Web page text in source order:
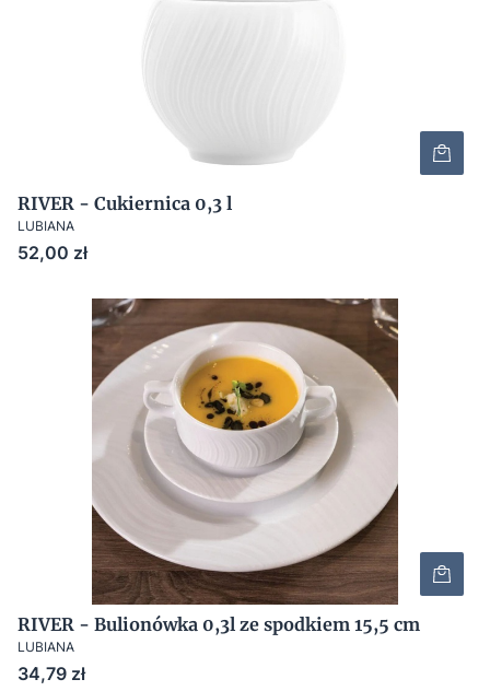
RIVER - Cukiernica 0,3 l
LUBIANA
Cena
52,00 zł
RIVER - Bulionówka 0,3l ze spodkiem 15,5 cm
LUBIANA
Cena
34,79 zł